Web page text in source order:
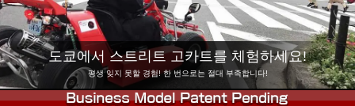
도쿄 시나가와 #1 도쿄 아키하바라#1
도쿄 아키하바라#2 도쿄 시부야
도쿄 시부야 애넥스 도쿄 베이
도쿄 아사쿠사 오사카
도쿄에서 스트리트 고카트를 체험하세요!
평생 잊지 못할 경험! 한 번으로는 절대 부족합니다!